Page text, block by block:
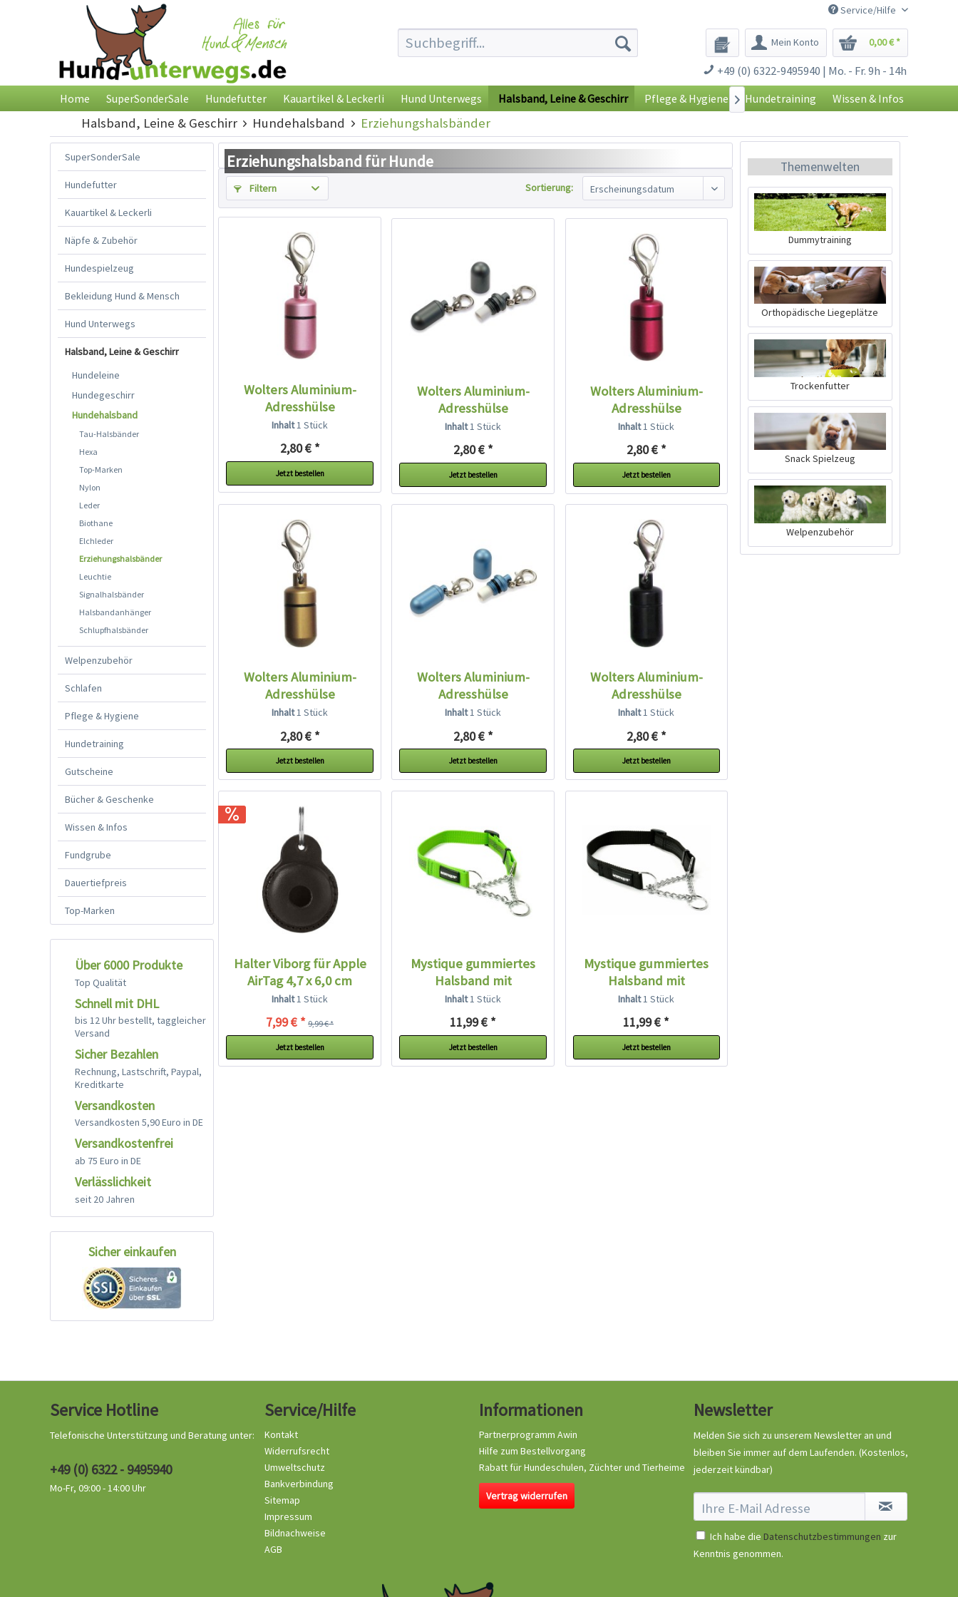
Service/Hilfe
Mein Konto 0,00 € *
+49 (0) 6322-9495940 | Mo. - Fr. 9h - 14h
Home SuperSonderSale Hundefutter Kauartikel & Leckerli Hund Unterwegs Halsband, Leine & Geschirr Pflege & Hygiene Hundetraining Wissen & Infos

Halsband, Leine & Geschirr Hundehalsband Erziehungshalsbänder
SuperSonderSale
Hundefutter
Kauartikel & Leckerli
Näpfe & Zubehör
Hundespielzeug
Bekleidung Hund & Mensch
Hund Unterwegs
Halsband, Leine & Geschirr
Hundeleine
Hundegeschirr
Hundehalsband
Tau-Halsbänder
Hexa
Top-Marken
Nylon
Leder
Biothane
Elchleder
Erziehungshalsbänder
Leuchtie
Signalhalsbänder
Halsbandanhänger
Schlupfhalsbänder
Welpenzubehör
Schlafen
Pflege & Hygiene
Hundetraining
Gutscheine
Bücher & Geschenke
Wissen & Infos
Fundgrube
Dauertiefpreis
Top-Marken
Über 6000 Produkte
Top Qualität
Schnell mit DHL
bis 12 Uhr bestellt, taggleicher
Versand
Sicher Bezahlen
Rechnung, Lastschrift, Paypal,
Kreditkarte
Versandkosten
Versandkosten 5,90 Euro in DE
Versandkostenfrei
ab 75 Euro in DE
Verlässlichkeit
seit 20 Jahren
Sicher einkaufen
Erziehungshalsband für Hunde
Filtern Sortierung:
Wolters Aluminium-
Adresshülse
Inhalt1 Stück
2,80 € *
Jetzt bestellen
Wolters Aluminium-
Adresshülse
Inhalt1 Stück
2,80 € *
Jetzt bestellen
Wolters Aluminium-
Adresshülse
Inhalt1 Stück
2,80 € *
Jetzt bestellen
Wolters Aluminium-
Adresshülse
Inhalt1 Stück
2,80 € *
Jetzt bestellen
Wolters Aluminium-
Adresshülse
Inhalt1 Stück
2,80 € *
Jetzt bestellen
Wolters Aluminium-
Adresshülse
Inhalt1 Stück
2,80 € *
Jetzt bestellen
Halter Viborg für Apple
AirTag 4,7 x 6,0 cm
Inhalt1 Stück
7,99 € * 9,99 € *
Jetzt bestellen
Mystique gummiertes
Halsband mit
Durchzugkette...
Inhalt1 Stück
11,99 € *
Jetzt bestellen
Mystique gummiertes
Halsband mit
Durchzugkette...
Inhalt1 Stück
11,99 € *
Jetzt bestellen
Themenwelten
Dummytraining
Orthopädische Liegeplätze
Trockenfutter
Snack Spielzeug
Welpenzubehör
Service Hotline
Telefonische Unterstützung und Beratung unter:
+49 (0) 6322 - 9495940
Mo-Fr, 09:00 - 14:00 Uhr
Service/Hilfe
Kontakt
Widerrufsrecht
Umweltschutz
Bankverbindung
Sitemap
Impressum
Bildnachweise
AGB
Informationen
Partnerprogramm Awin
Hilfe zum Bestellvorgang
Rabatt für Hundeschulen, Züchter und Tierheime
Vertrag widerrufen
Newsletter
Melden Sie sich zu unserem Newsletter an und
bleiben Sie immer auf dem Laufenden. (Kostenlos,
jederzeit kündbar)
Ich habe die Datenschutzbestimmungen zur
Kenntnis genommen.